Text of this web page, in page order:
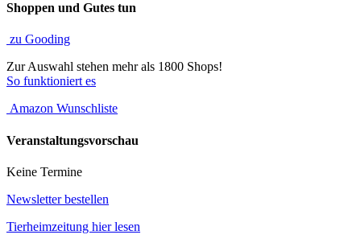
Shoppen und Gutes tun
zu Gooding
Zur Auswahl stehen mehr als 1800 Shops!
So funktioniert es
Amazon Wunschliste
Veranstaltungsvorschau
Keine Termine
Newsletter bestellen
Tierheimzeitung hier lesen